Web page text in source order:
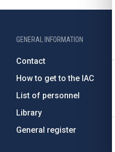
GENERAL INFORMATION
Contact
How to get to the IAC
List of personnel
Library
General register